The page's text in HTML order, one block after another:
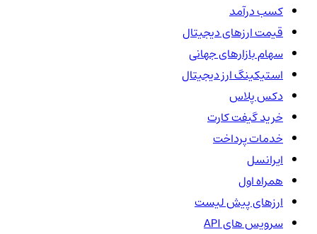
کسب درآمد
قیمت ارزهای دیجیتال
سهام بازارهای جهانی
استیکینگ ارز دیجیتال
دکس پلاس
خرید گیفت کارت
خدمات پرداخت
ایرانسل
همراه اول
ارزهای پیش لیست
سرویس های API